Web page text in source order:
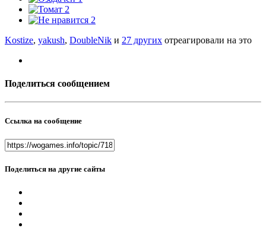
2
2
Kostize, yakush, DoubleNik и 27 других отреагировали на это
Поделиться сообщением
Ссылка на сообщение
Поделиться на другие сайты